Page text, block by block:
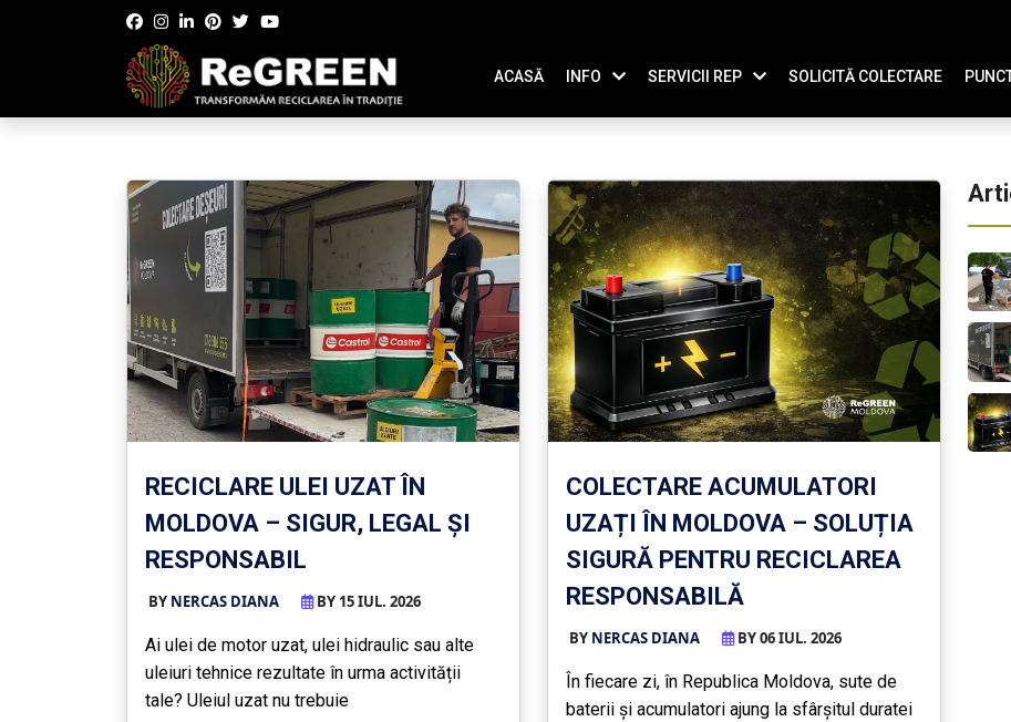
ACASĂ INFO SERVICII REP SOLICITĂ COLECTARE
RECICLARE ULEI UZAT ÎN
MOLDOVA – SIGUR, LEGAL ȘI
RESPONSABIL
BY NERCAS DIANA BY 15 IUL. 2026
Ai ulei de motor uzat, ulei hidraulic sau alte
uleiuri tehnice rezultate în urma activității
tale? Uleiul uzat nu trebuie
COLECTARE ACUMULATORI
UZAȚI ÎN MOLDOVA – SOLUȚIA
SIGURĂ PENTRU RECICLAREA
RESPONSABILĂ
BY NERCAS DIANA BY 06 IUL. 2026
În fiecare zi, în Republica Moldova, sute de
baterii și acumulatori ajung la sfârșitul duratei